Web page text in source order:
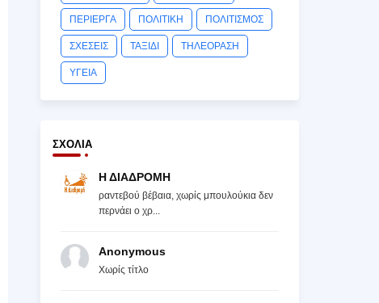
ΠΕΡΙΕΡΓΑ ΠΟΛΙΤΙΚΗ ΠΟΛΙΤΙΣΜΟΣ
ΣΧΕΣΕΙΣ ΤΑΞΙΔΙ ΤΗΛΕΟΡΑΣΗ
ΥΓΕΙΑ
ΣΧΌΛΙΑ
Η ΔΙΑΔΡΟΜΗ
ραντεβού βέβαια, χωρίς μπουλούκια δεν
περνάει ο χρ...
Anonymous
Χωρίς τίτλο